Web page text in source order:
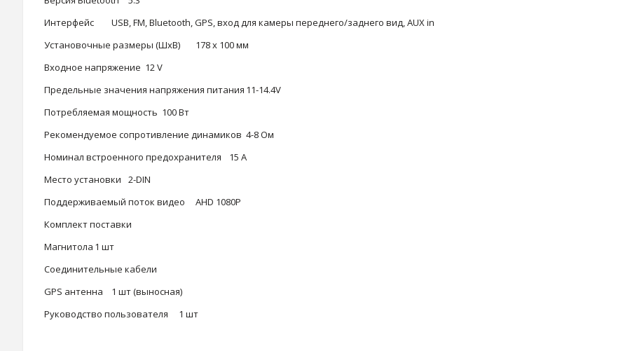
Интерфейс
USB, FM, Bluetooth, GPS, вход для камеры переднего/заднего вид, AUX in
Установочные размеры (ШхВ)
178 х 100 мм
Входное напряжение 12 V
Предельные значения напряжения питания 11-14.4V
Потребляемая мощность 100 Вт
Рекомендуемое сопротивление динамиков 4-8 Ом
Номинал встроенного предохранителя
15 А
Место установки
2-DIN
Поддерживаемый поток видео
AHD 1080P
Комплект поставки
Магнитола 1 шт
Соединительные кабели
GPS антенна
1 шт (выносная)
Руководство пользователя
1 шт